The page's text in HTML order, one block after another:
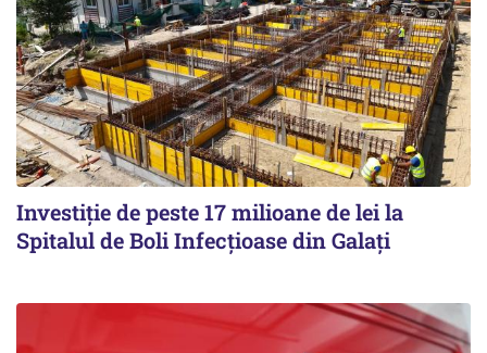
Investiție de peste 17 milioane de lei la
Spitalul de Boli Infecțioase din Galați